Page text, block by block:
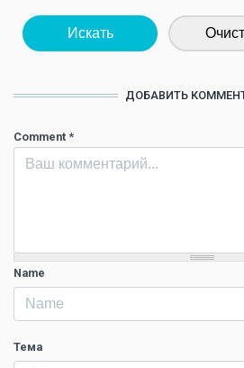
Искать
ДОБАВИТЬ
Comment *
Name
Тема